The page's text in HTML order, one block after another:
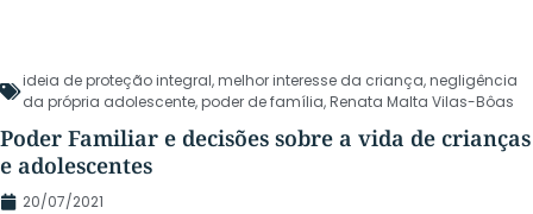
ideia de proteção integral,melhor interesse da criança,negligência
da própria adolescente,poder de família,Renata Malta Vilas-Bôas
Poder Familiar e decisões sobre a vida de crianças
e adolescentes
20/07/2021